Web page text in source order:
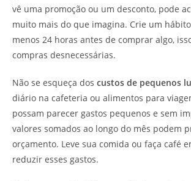
vê uma promoção ou um desconto, pode
muito mais do que imagina. Crie um
menos 24 horas antes de comprar algo,
compras desnecessárias.
Não se esqueça dos custos de pequenos
diário na cafeteria ou alimentos para
possam parecer gastos pequenos e sem
valores somados ao longo do mês podem
orçamento. Leve sua comida ou faça café
reduzir esses gastos.